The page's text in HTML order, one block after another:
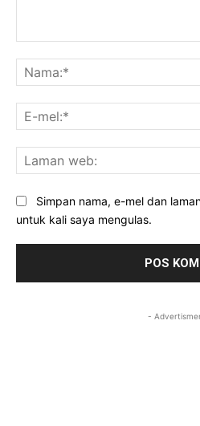
Simpan nama, e-mel dan
untuk kali saya mengulas.
-